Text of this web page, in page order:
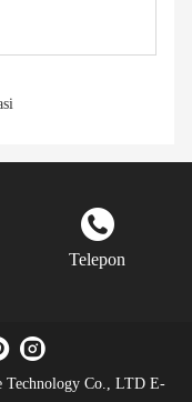
Telepon
Technology Co., LTD E-